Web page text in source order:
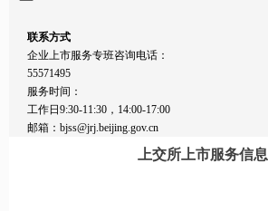
联系方式
企业上市服务专班咨询电话：
55571495
服务时间：
工作日9:30-11:30，14:00-17:00
邮箱：bjss@jrj.beijing.gov.cn
上交所上市服务信息